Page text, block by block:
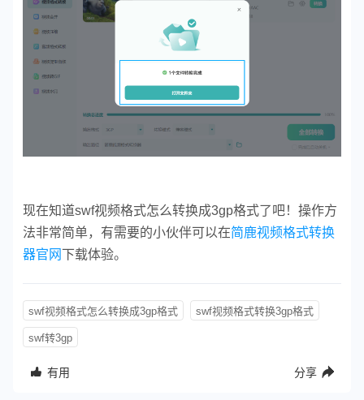
现在知道swf视频格式怎么转换成3gp格式了吧！操作方
法非常简单，有需要的小伙伴可以在简鹿视频格式转换
器官网 下载体验。
swf视频格式怎么转换成3gp格式 swf视频格式转换3gp格式
swf转3gp
有用 分享